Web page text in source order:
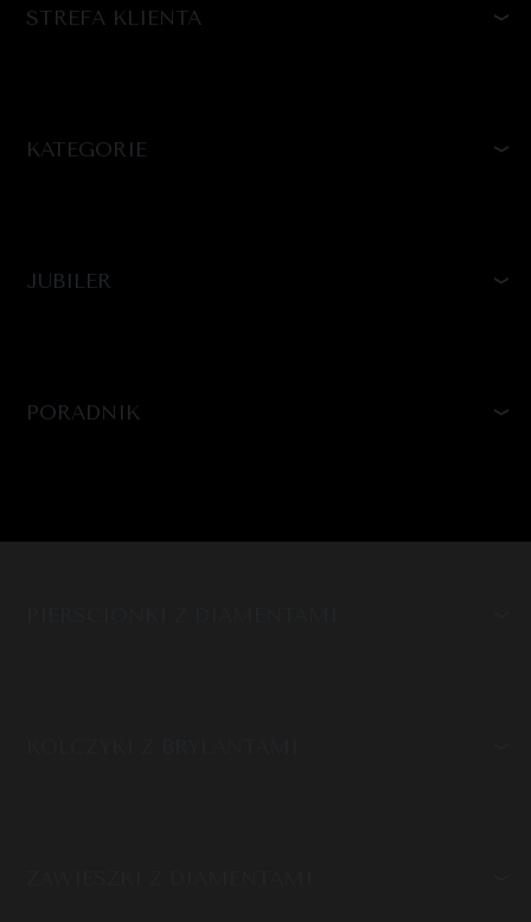
STREFA KLIENTA
KATEGORIE
JUBILER
PORADNIK